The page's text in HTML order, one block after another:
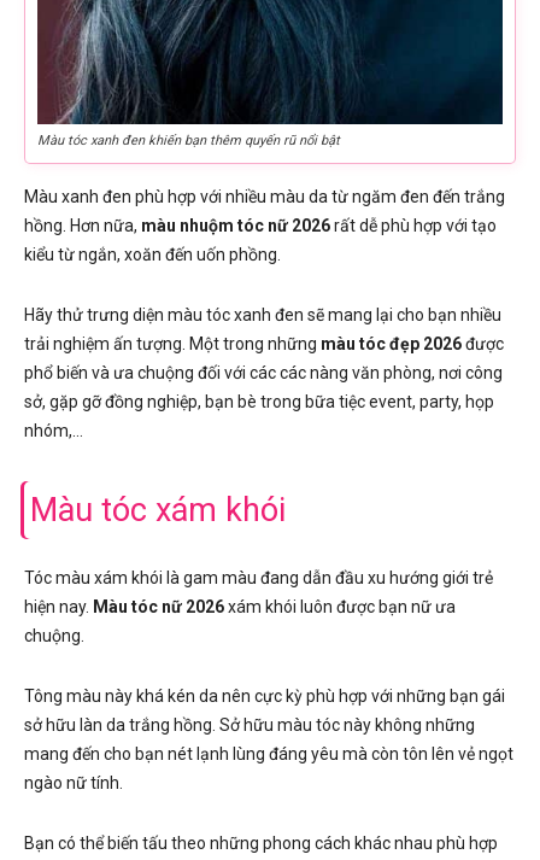
Màu tóc xanh đen khiến bạn thêm quyến rũ nổi bật
Màu xanh đen phù hợp với nhiều màu da từ ngăm đen đến trắng
hồng. Hơn nữa, màu nhuộm tóc nữ 2026rất dễ phù hợp với tạo
kiểu từ ngắn, xoăn đến uốn phồng.
Hãy thử trưng diện màu tóc xanh đen sẽ mang lại cho bạn nhiều
trải nghiệm ấn tượng. Một trong những màu tóc đẹp 2026được
phổ biến và ưa chuộng đối với các các nàng văn phòng, nơi công
sở, gặp gỡ đồng nghiệp, bạn bè trong bữa tiệc event, party, họp
nhóm,…
Màu tóc xám khói
Tóc màu xám khói là gam màu đang dẫn đầu xu hướng giới trẻ
hiện nay. Màu tóc nữ 2026xám khói luôn được bạn nữ ưa
chuộng.
Tông màu này khá kén da nên cực kỳ phù hợp với những bạn gái
sở hữu làn da trắng hồng. Sở hữu màu tóc này không những
mang đến cho bạn nét lạnh lùng đáng yêu mà còn tôn lên vẻ ngọt
ngào nữ tính.
Bạn có thể biến tấu theo những phong cách khác nhau phù hợp